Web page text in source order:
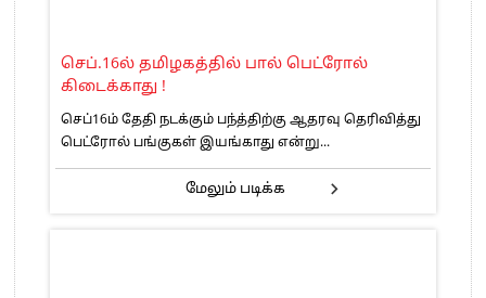
செப்.16ல் தமிழகத்தில் பால் பெட்ரோல்
கிடைக்காது !
செப்16ம் தேதி நடக்கும் பந்த்திற்கு ஆதரவு தெரிவித்து
பெட்ரோல் பங்குகள் இயங்காது என்று...
மேலும் படிக்க